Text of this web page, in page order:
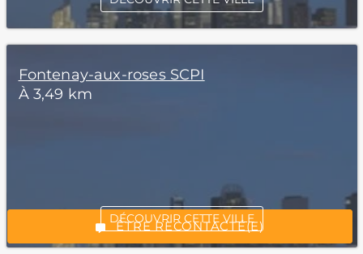
“Excellent”, 165 avis
ÊTRE RECONTACTÉ(E)
Fontenay-aux-roses SCPI
À 3,49 km
DÉCOUVRIR CETTE VILLE